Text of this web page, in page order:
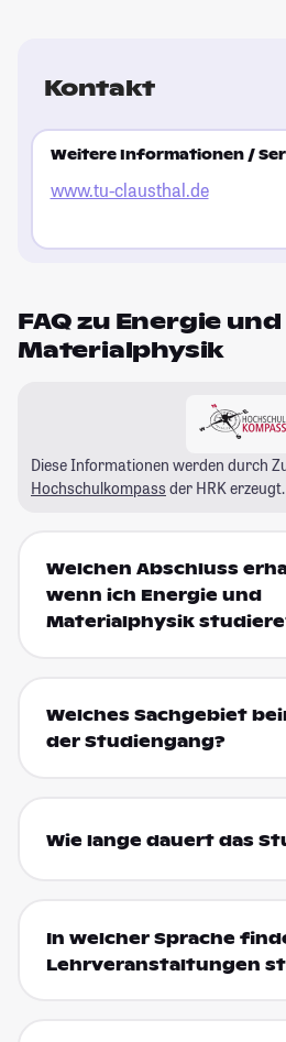
Kontakt
Weitere Informationen /
www.tu-clausthal.de
FAQ zu Energie und
Materialphysik
Diese Informationen werden durch
Hochschulkompass der HRK erzeugt.
Welchen Abschluss
wenn ich Energie und
Materialphysik
Welches Sachgebiet
der Studiengang?
Wie lange dauert das
In welcher Sprache
Lehrveranstaltungen